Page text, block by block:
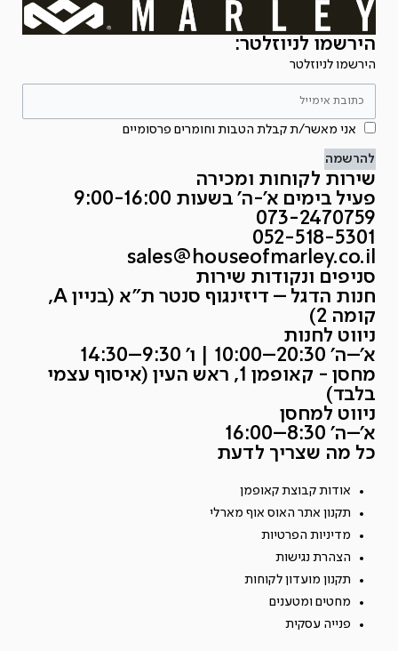
הירשמו לניוזלטר:
הירשמו לניוזלטר
אני מאשר/ת קבלת הטבות וחומרים פרסומיים
להרשמה
שירות לקוחות ומכירה
פעיל בימים א'-ה' בשעות 9:00-16:00
073-2470759
052-518-5301
sales@houseofmarley.co.il
סניפים ונקודות שירות
חנות הדגל – דיזינגוף סנטר ת״א (בניין A,
קומה 2)
ניווט לחנות
א׳–ה׳ 20:30–10:00 | ו׳ 9:30–14:30
מחסן - קאופמן 1, ראש העין (איסוף עצמי
בלבד)
ניווט למחסן
א׳–ה׳ 8:30–16:00
כל מה שצריך לדעת
אודות קבוצת קאופמן
תקנון אתר האוס אוף מארלי
מדיניות הפרטיות
הצהרת נגישות
תקנון מועדון לקוחות
מחטים ומטענים
פנייה עסקית